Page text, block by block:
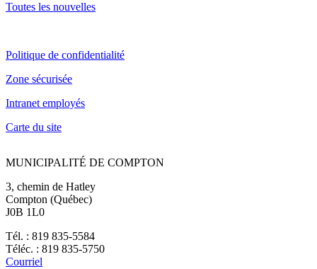
Toutes les nouvelles
Politique de confidentialité
Zone sécurisée
Intranet employés
Carte du site
MUNICIPALITÉ DE COMPTON
3, chemin de Hatley
Compton (Québec)
J0B 1L0
Tél. : 819 835-5584
Téléc. : 819 835-5750
Courriel